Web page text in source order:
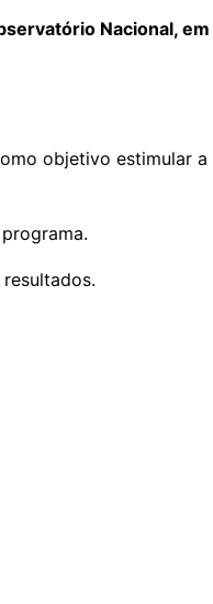
Nacional,
objetivo estimular a